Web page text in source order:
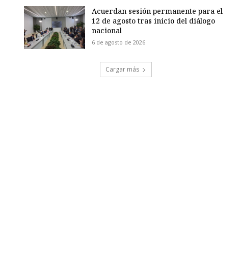
Acuerdan sesión permanente para el
12 de agosto tras inicio del diálogo
nacional
6 de agosto de 2026
Cargar más